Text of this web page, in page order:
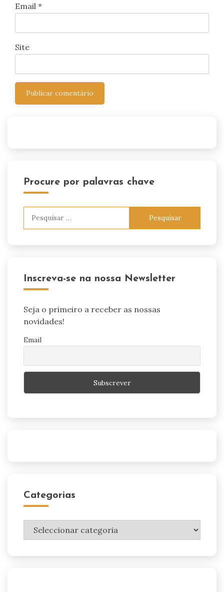
Email *
Site
Procure por palavras chave
Inscreva-se na nossa Newsletter
Seja o primeiro a receber as nossas
novidades!
Email
Categorias
Categorias